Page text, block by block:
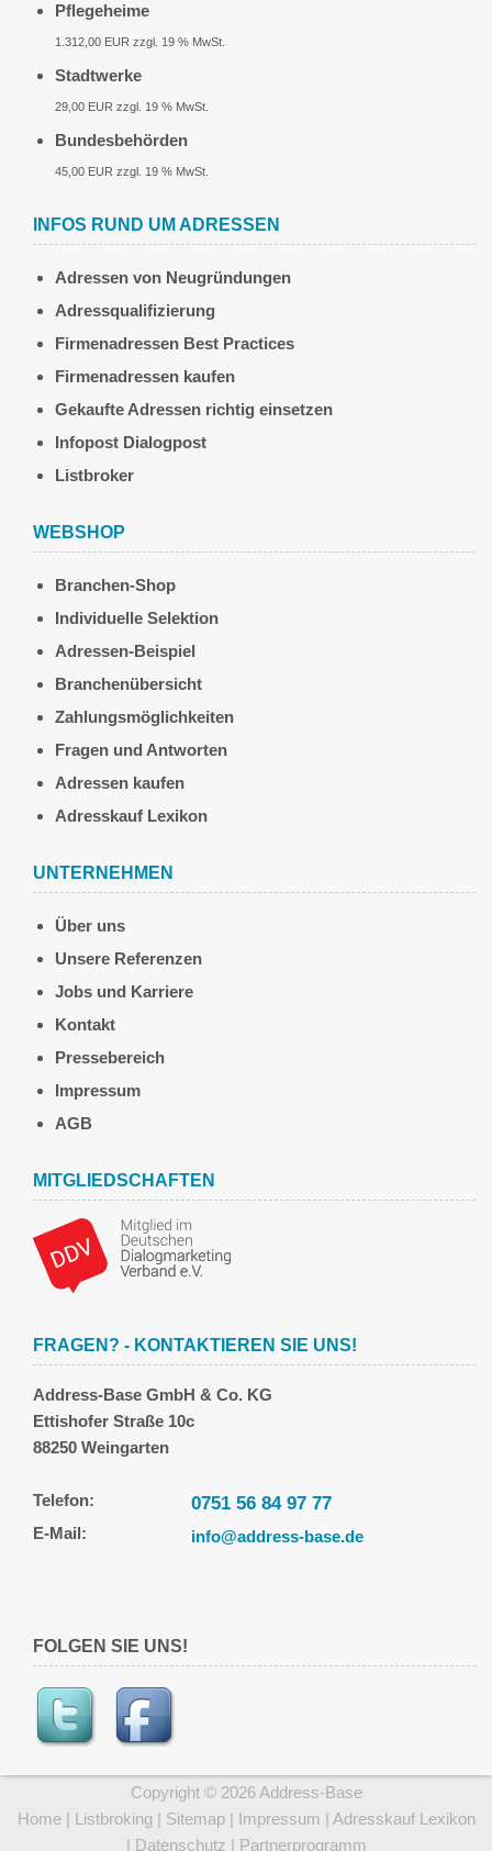
Pflegeheime
1.312,00 EUR zzgl. 19 % MwSt.
Stadtwerke
29,00 EUR zzgl. 19 % MwSt.
Bundesbehörden
45,00 EUR zzgl. 19 % MwSt.
INFOS RUND UM ADRESSEN
Adressen von Neugründungen
Adressqualifizierung
Firmenadressen Best Practices
Firmenadressen kaufen
Gekaufte Adressen richtig einsetzen
Infopost Dialogpost
Listbroker
WEBSHOP
Branchen-Shop
Individuelle Selektion
Adressen-Beispiel
Branchenübersicht
Zahlungsmöglichkeiten
Fragen und Antworten
Adressen kaufen
Adresskauf Lexikon
UNTERNEHMEN
Über uns
Unsere Referenzen
Jobs und Karriere
Kontakt
Pressebereich
Impressum
AGB
MITGLIEDSCHAFTEN
FRAGEN? - KONTAKTIEREN SIE UNS!
Address-Base GmbH & Co. KG
Ettishofer Straße 10c
88250 Weingarten
Telefon: 0751 56 84 97 77
E-Mail: info@address-base.de
FOLGEN SIE UNS!
Copyright © 2026 Address-Base
Home| Listbroking | Sitemap| Impressum | Adresskauf Lexikon
| Datenschutz | Partnerprogramm